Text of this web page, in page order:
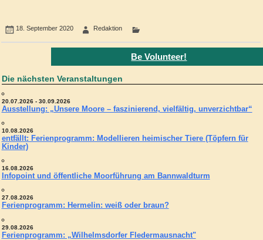
18. September 2020 Redaktion
Be Volunteer!
Die nächsten Veranstaltungen
20.07.2026 - 30.09.2026
Ausstellung: „Unsere Moore – faszinierend, vielfältig, unverzichtbar“
10.08.2026
entfällt: Ferienprogramm: Modellieren heimischer Tiere (Töpfern für
Kinder)
16.08.2026
Infopoint und öffentliche Moorführung am Bannwaldturm
27.08.2026
Ferienprogramm: Hermelin: weiß oder braun?
29.08.2026
Ferienprogramm: „Wilhelmsdorfer Fledermausnacht"